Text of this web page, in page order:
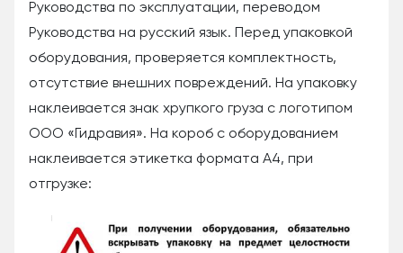
Руководства по эксплуатации, переводом
Руководства на русский язык. Перед упаковкой
оборудования, проверяется комплектность,
отсутствие внешних повреждений. На упаковку
наклеивается знак хрупкого груза с логотипом
ООО «Гидравия». На короб с оборудованием
наклеивается этикетка формата А4, при
отгрузке: